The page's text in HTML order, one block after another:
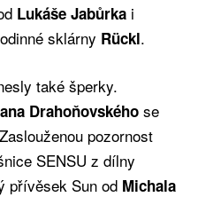
Lukáše Jabůrka i
sklárny Rückl.
také šperky.
Drahoňovského se
pozornost
SENSU z dílny
přívěsek Sun od Michala